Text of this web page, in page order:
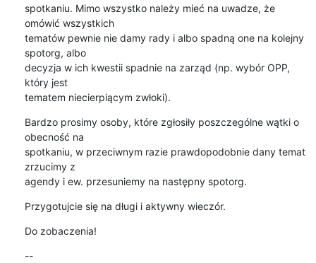
spotkaniu. Mimo wszystko należy mieć na uwadze, że
omówić wszystkich
tematów pewnie nie damy rady i albo spadną one na kolejny
spotorg, albo
decyzja w ich kwestii spadnie na zarząd (np. wybór OPP,
który jest
tematem niecierpiącym zwłoki).
Bardzo prosimy osoby, które zgłosiły poszczególne wątki o
obecność na
spotkaniu, w przeciwnym razie prawdopodobnie dany temat
zrzucimy z
agendy i ew. przesuniemy na następny spotorg.
Przygotujcie się na długi i aktywny wieczór.
Do zobaczenia!
--